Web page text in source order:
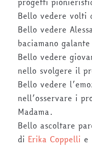
Bello vedere volti
Bello vedere
baciamano
Bello vedere
nello svolgere il
Bello vedere
nell’osservare i
Madama.
Bello ascoltare
di Erika Coppelli e